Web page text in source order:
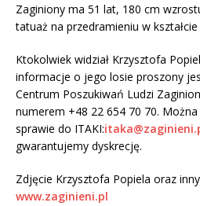
Zaginiony ma 51 lat, 180 cm
tatuaż na przedramieniu w
Ktokolwiek widział Krzysztofa
informacje o jego losie proszony
Centrum Poszukiwań Ludzi
numerem +48 22 654 70 70.
sprawie do ITAKI:
gwarantujemy dyskrecję.
Zdjęcie Krzysztofa Popiela oraz
www.zaginieni.pl